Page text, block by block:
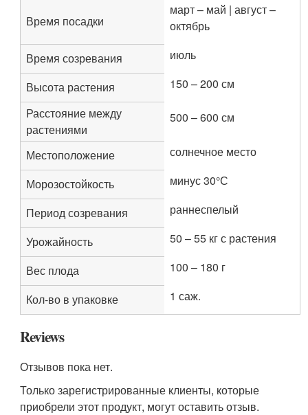
Время посадки
март – май | август –
октябрь
Время созревания июль
Высота растения
150 – 200 см
Расстояние между
растениями
500 – 600 см
Местоположение солнечное место
Морозостойкость минус 30°С
Период созревания раннеспелый
Урожайность 50 – 55 кг с растения
Вес плода 100 – 180 г
Кол-во в упаковке 1 саж.
Reviews
Отзывов пока нет.
Только зарегистрированные клиенты, которые
приобрели этот продукт, могут оставить отзыв.